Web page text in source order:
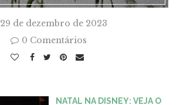
29 de dezembro de 2023
0 Comentários
NATAL NA DISNEY: VEJA O